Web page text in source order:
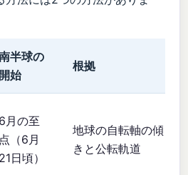
半球の
開始
根拠
6月の至
点（6月
21日頃）
地球の自転軸の傾
きと公転軌道